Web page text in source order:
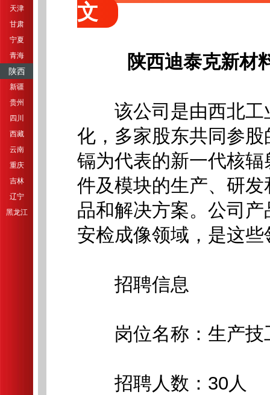
天津
甘肃
宁夏
青海
陕西
新疆
贵州
四川
西藏
云南
重庆
吉林
辽宁
黑龙江
文
陕西迪泰克新材
该公司是由西北工
化，多家股东共同参
镉为代表的新一代核
件及模块的生产、研
品和解决方案。公司
安检成像领域，是这
招聘信息
岗位名称：生产技
招聘人数：30人